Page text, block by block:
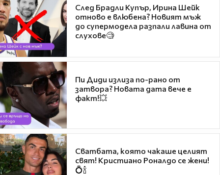
След Брадли Купър, Ирина Шейк
отново е влюбена? Новият мъж
до супермодела разпали лавина от
слухове🧐
Пи Диди излиза по-рано от
затвора? Новата дата вече е
факт!💥
Сватбата, която чакаше целият
свят! Кристиано Роналдо се жени!
💍🍾